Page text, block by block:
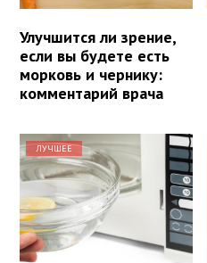
Улучшится ли зрение,
если вы будете есть
морковь и чернику:
комментарий врача
ЛУЧШЕЕ